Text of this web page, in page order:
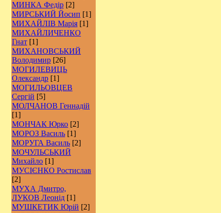
МИНКА Федір [2]
МИРСЬКИЙ Йосип [1]
МИХАЙЛІВ Марія [1]
МИХАЙЛИЧЕНКО
Гнат [1]
МИХАНОВСЬКИЙ
Володимир [26]
МОГИЛЕВИЦЬ
Олександр [1]
МОГИЛЬОВЦЕВ
Сергій [5]
МОЛЧАНОВ Геннадій
[1]
МОНЧАК Юрко [2]
МОРОЗ Василь [1]
МОРУГА Василь [2]
МОЧУЛЬСЬКИЙ
Михайло [1]
МУСІЄНКО Ростислав
[2]
МУХА Дмитро,
ЛУКОВ Леонід [1]
МУШКЕТИК Юрій [2]